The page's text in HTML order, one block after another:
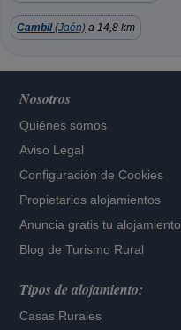
Cambil(Jaén) a 14,8 km
Nosotros
Quiénes somos
Aviso Legal
Configuración de Cookies
Propietarios alojamientos
Anuncia gratis tu alojamiento
Blog de Turismo Rural
Tipos de alojamiento:
Casas Rurales